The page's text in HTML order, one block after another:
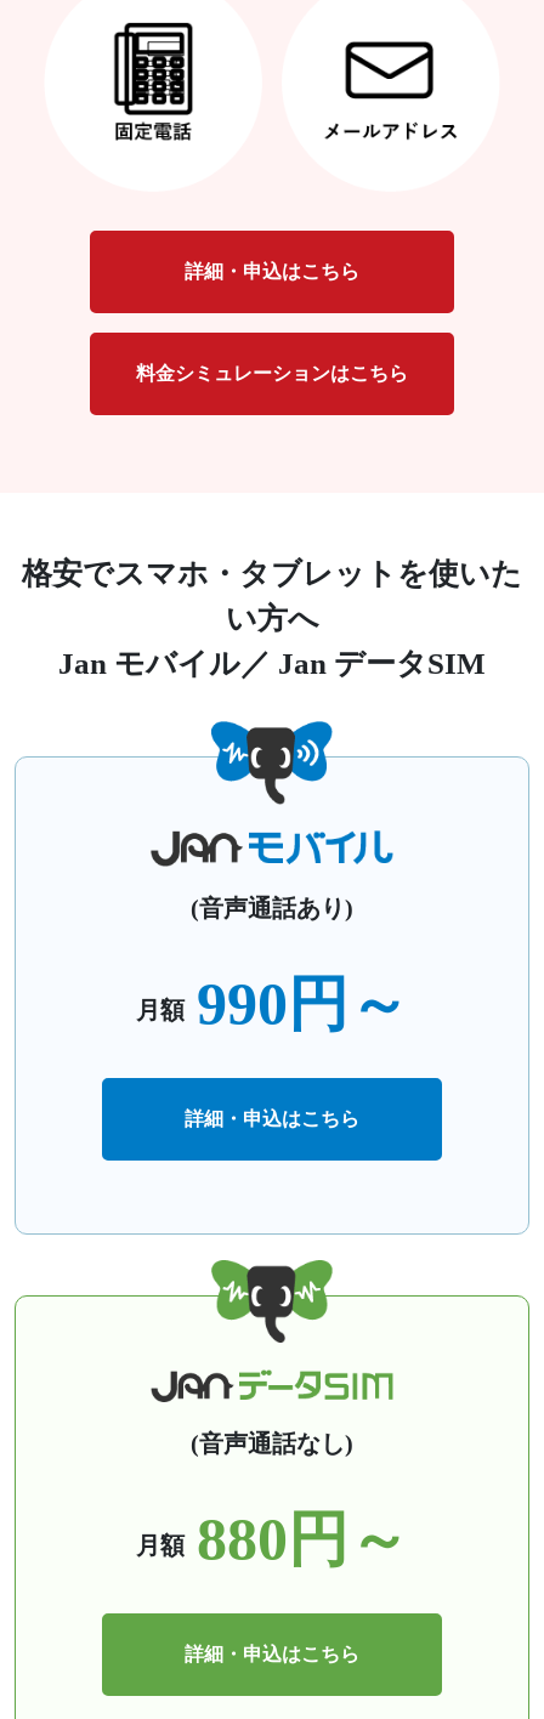
詳細・申込はこちら
料金シミュレーションはこちら
格安でスマホ・タブレットを使いた
い方へ
Jan モバイル／ Jan データSIM
(音声通話あり)
月額 990円～
詳細・申込はこちら
(音声通話なし)
月額 880円～
詳細・申込はこちら